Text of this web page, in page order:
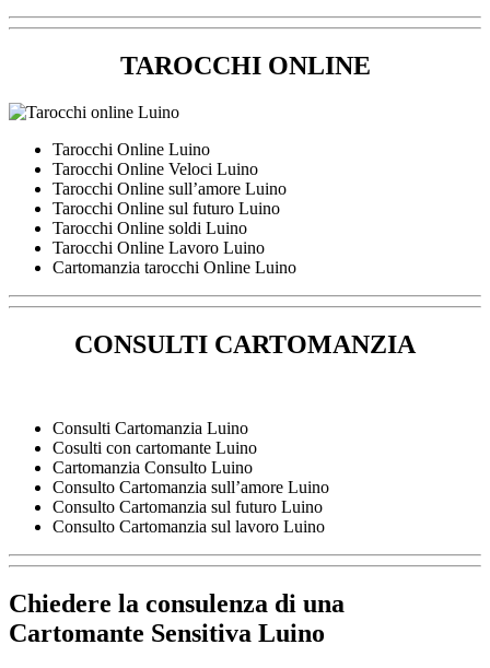
TAROCCHI ONLINE
Tarocchi Online Luino
Tarocchi Online Veloci Luino
Tarocchi Online sull’amore Luino
Tarocchi Online sul futuro Luino
Tarocchi Online soldi Luino
Tarocchi Online Lavoro Luino
Cartomanzia tarocchi Online Luino
CONSULTI CARTOMANZIA
Consulti Cartomanzia Luino
Cosulti con cartomante Luino
Cartomanzia Consulto Luino
Consulto Cartomanzia sull’amore Luino
Consulto Cartomanzia sul futuro Luino
Consulto Cartomanzia sul lavoro Luino
Chiedere la consulenza di una
Cartomante Sensitiva Luino